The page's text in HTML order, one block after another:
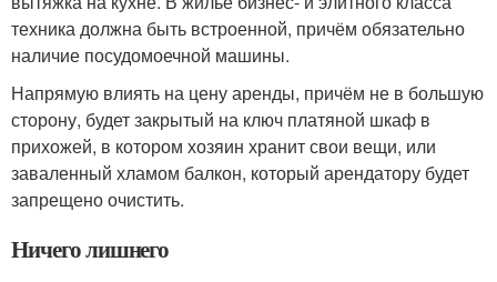
техника должна быть встроенной, причём обязательно
наличие посудомоечной машины.
Напрямую влиять на цену аренды, причём не в большую
сторону, будет закрытый на ключ платяной шкаф в
прихожей, в котором хозяин хранит свои вещи, или
заваленный хламом балкон, который арендатору будет
запрещено очистить.
Ничего лишнего